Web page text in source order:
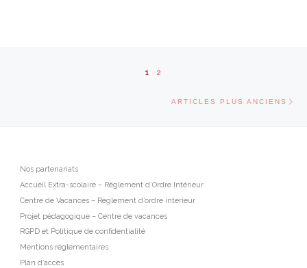
Navigation dans les articles
1 2
ARTICLES PLUS ANCIENS
Nos partenariats
Accueil Extra-scolaire – Règlement d’Ordre Intérieur
Centre de Vacances – Règlement d’ordre intérieur
Projet pédagogique – Centre de vacances
RGPD et Politique de confidentialité
Mentions réglementaires
Plan d’accès